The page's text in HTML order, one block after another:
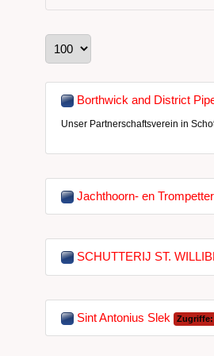
Anzeige #
Borthwick and District
Unser Partnerschaftsverein in
Jachthoorn- en
SCHUTTERIJ ST.
Sint Antonius Slek Zugriffe: